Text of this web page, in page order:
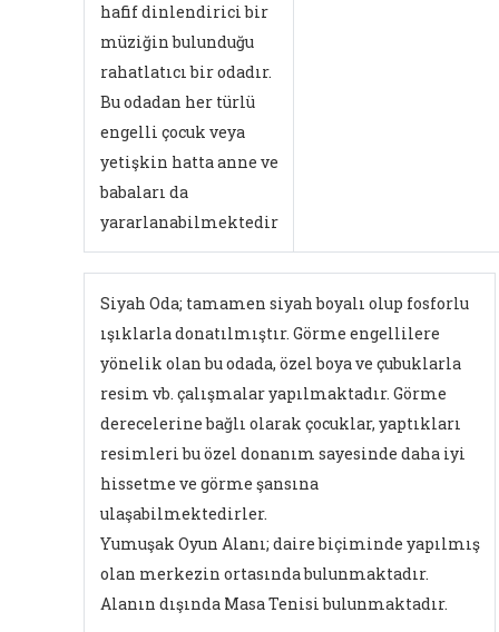
hafif dinlendirici bir
müziğin bulunduğu
rahatlatıcı bir odadır.
Bu odadan her türlü
engelli çocuk veya
yetişkin hatta anne ve
babaları da
yararlanabilmektedir
Siyah Oda; tamamen siyah boyalı olup fosforlu
ışıklarla donatılmıştır. Görme engellilere
yönelik olan bu odada, özel boya ve çubuklarla
resim vb. çalışmalar yapılmaktadır. Görme
derecelerine bağlı olarak çocuklar, yaptıkları
resimleri bu özel donanım sayesinde daha iyi
hissetme ve görme şansına
ulaşabilmektedirler.
Yumuşak Oyun Alanı; daire biçiminde yapılmış
olan merkezin ortasında bulunmaktadır.
Alanın dışında Masa Tenisi bulunmaktadır.